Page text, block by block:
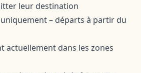
leur destination
– départs à partir du
actuellement dans les zones